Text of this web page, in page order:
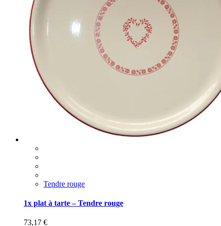
Tendre rouge
1x plat à tarte – Tendre rouge
73,17 €